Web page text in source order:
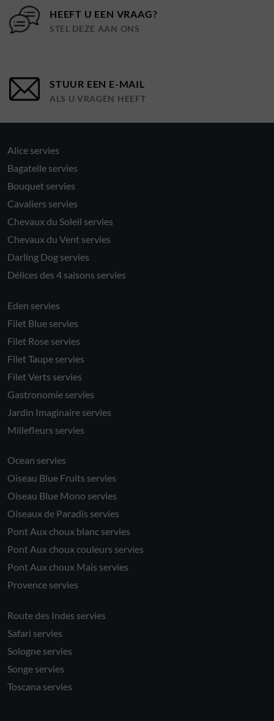
HEEFT U EEN VRAAG?
STEL DEZE AAN ONS
STUUR EEN E-MAIL
ALS U VRAGEN HEEFT
Alice servies
Bagatelle servies
Bouquet servies
Cavaliers servies
Chevaux du Soleil servies
Chevaux du Vent servies
Darling Dog servies
Délices des 4 saisons servies
Eden servies
Filet Blue servies
Filet Rose servies
Filet Taupe servies
Filet Verts servies
Gastronomie servies
Jardin Imaginaire servies
Millefleurs servies
Ocean servies
Oiseau Blue Fruits servies
Oiseau Blue Mono servies
Oiseaux de Paradis servies
Pont Aux choux blanc servies
Pont Aux choux couleurs servies
Pont Aux choux Mais servies
Provence servies
Route des Indes servies
Safari servies
Sologne servies
Songe servies
Toscana servies